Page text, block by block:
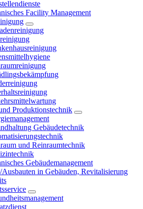
Facility Management
Produktionstechnik
Gebäudetechnik
und Reinraumtechnik
Gebäudemanagement
in Gebäuden, Revitalisierung